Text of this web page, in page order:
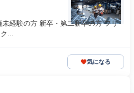
経験の方 新卒・第二新卒の方 フリ
...
気になる